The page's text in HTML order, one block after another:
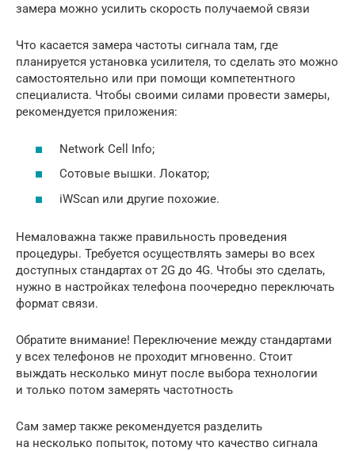
замера можно усилить скорость получаемой связи
Что касается замера частоты сигнала там, где
планируется установка усилителя, то сделать это можно
самостоятельно или при помощи компетентного
специалиста. Чтобы своими силами провести замеры,
рекомендуется приложения:
Network Cell Info;
Сотовые вышки. Локатор;
iWScan или другие похожие.
Немаловажна также правильность проведения
процедуры. Требуется осуществлять замеры во всех
доступных стандартах от 2G до 4G. Чтобы это сделать,
нужно в настройках телефона поочередно переключать
формат связи.
Обратите внимание! Переключение между стандартами
у всех телефонов не проходит мгновенно. Стоит
выждать несколько минут после выбора технологии
и только потом замерять частотность
Сам замер также рекомендуется разделить
на несколько попыток, потому что качество сигнала